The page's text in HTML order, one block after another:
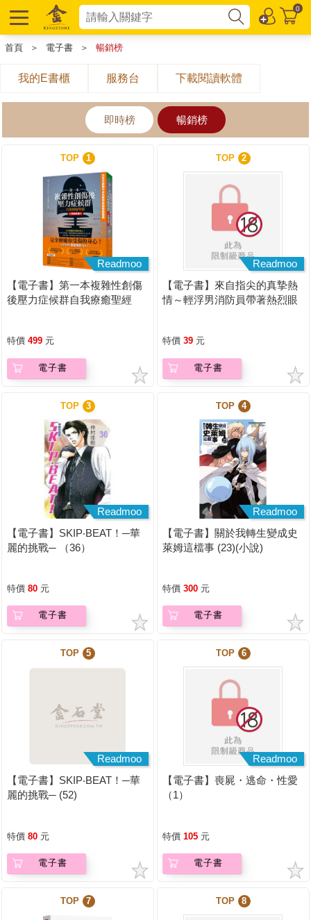
0
首頁 ＞ 電子書 ＞ 暢銷榜
我的E書櫃 服務台 下載閱讀軟體
即時榜 暢銷榜
TOP 1
Readmoo
【電子書】第一本複雜性創傷
後壓力症候群自我療癒聖經
特價 499 元
電子書
TOP 2
Readmoo
【電子書】來自指尖的真摯熱
情～輕浮男消防員帶著熱烈眼
特價 39 元
電子書
TOP 3
Readmoo
【電子書】SKIP‧BEAT！─華
麗的挑戰─ （36）
特價 80 元
電子書
TOP 4
Readmoo
【電子書】關於我轉生變成史
萊姆這檔事 (23)(小說)
特價 300 元
電子書
TOP 5
Readmoo
【電子書】SKIP‧BEAT！─華
麗的挑戰─ (52)
特價 80 元
電子書
TOP 6
Readmoo
【電子書】喪屍・逃命・性愛
（1）
特價 105 元
電子書
TOP 7 TOP 8